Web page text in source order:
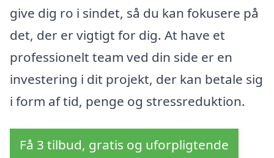
give dig ro i sindet, så du kan fokusere på
det, der er vigtigt for dig. At have et
professionelt team ved din side er en
investering i dit projekt, der kan betale sig
i form af tid, penge og stressreduktion.
Få 3 tilbud, gratis og uforpligtende